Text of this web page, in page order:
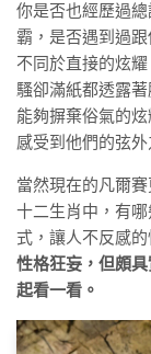
你是否也經歷過
霸，是否遇到過
不同於直接的炫耀
騷卻滿紙都透露
能夠摒棄俗氣的
感受到他們的弦外
當然現在的凡爾
十二生肖中，有
式，讓人不反感
性格狂妄，但頗
起看一看。